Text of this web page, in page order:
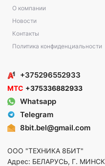
О компании
Новости
Контакты
Политика конфиденциальности
+375296552933
МТС +375336882933
Whatsapp
Telegram
8bit.bel@gmail.com
ООО "ТЕХНИКА 8БИТ"
Адрес: БЕЛАРУСЬ, Г.